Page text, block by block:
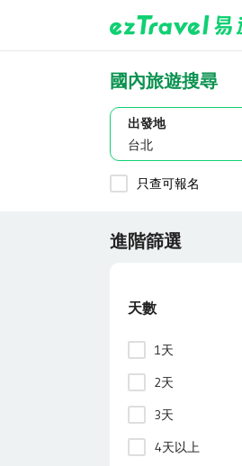
國內旅遊搜尋
出發地
台北
只查可報名
進階篩選
天數
1天
2天
3天
4天以上